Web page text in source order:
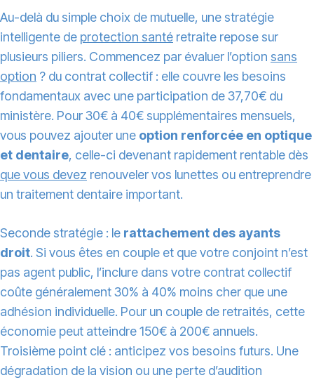
Au-delà du simple choix de mutuelle, une stratégie
intelligente de protection santé retraite repose sur
plusieurs piliers. Commencez par évaluer l’option sans
option ? du contrat collectif : elle couvre les besoins
fondamentaux avec une participation de 37,70€ du
ministère. Pour 30€ à 40€ supplémentaires mensuels,
vous pouvez ajouter une option renforcée en optique
et dentaire, celle-ci devenant rapidement rentable dès
que vous devez renouveler vos lunettes ou entreprendre
un traitement dentaire important.
Seconde stratégie : le rattachement des ayants
droit. Si vous êtes en couple et que votre conjoint n’est
pas agent public, l’inclure dans votre contrat collectif
coûte généralement 30% à 40% moins cher que une
adhésion individuelle. Pour un couple de retraités, cette
économie peut atteindre 150€ à 200€ annuels.
Troisième point clé : anticipez vos besoins futurs. Une
dégradation de la vision ou une perte d’audition